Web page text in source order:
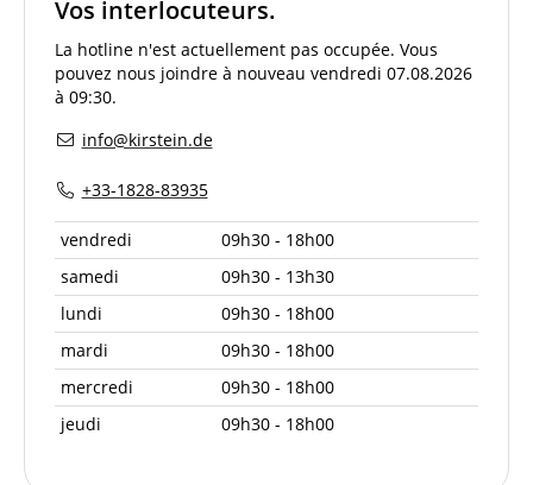
Vos interlocuteurs.
La hotline n'est actuellement pas occupée. Vous
pouvez nous joindre à nouveau vendredi 07.08.2026
à 09:30.
info@kirstein.de
+33-1828-83935
vendredi
09h30 - 18h00
samedi
09h30 - 13h30
lundi
09h30 - 18h00
mardi
09h30 - 18h00
mercredi
09h30 - 18h00
jeudi
09h30 - 18h00